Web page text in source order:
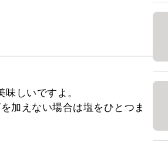
しいですよ。
加えない場合は塩をひとつま